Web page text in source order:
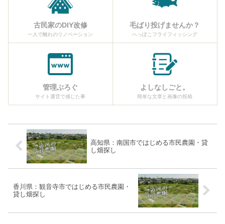
古民家のDIY改修
一人で離れのリノベーション
毛ばり投げませんか？
へっぽこフライフィッシング
管理ぶろぐ
サイト運営で感じた事
よしなしごと。
簡単な文章と画像の投稿
高知県：南国市ではじめる市民農園・貸
し畑探し
香川県：観音寺市ではじめる市民農園・
貸し畑探し